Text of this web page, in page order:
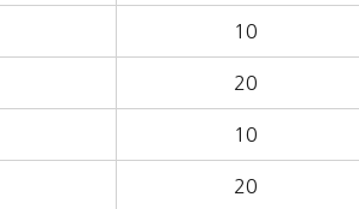
10
20
10
20